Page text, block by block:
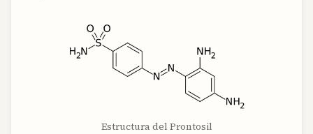
Estructura del Prontosil